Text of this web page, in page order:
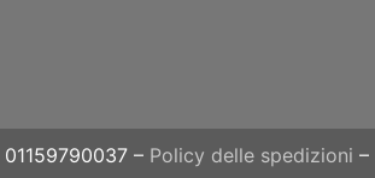
– Policy delle spedizioni –